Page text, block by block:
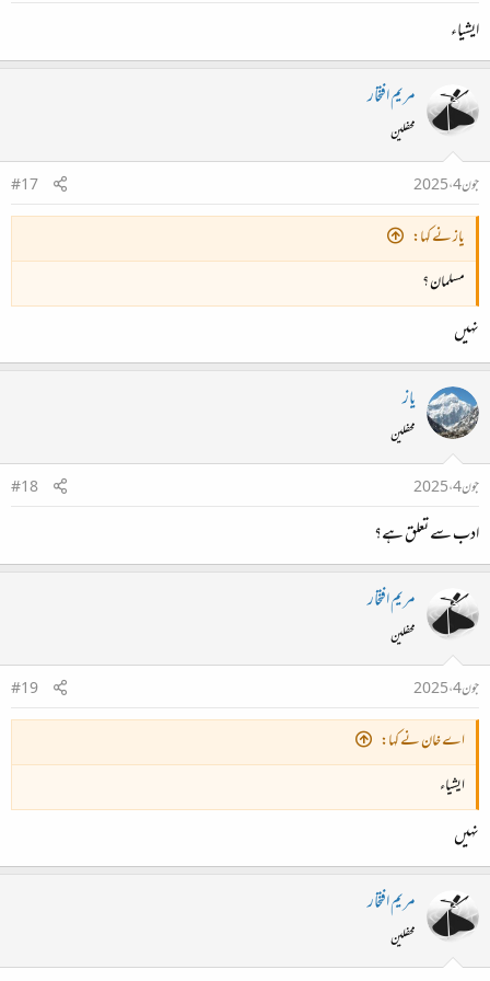
ایشیاء
مریم افتخار
محفلین
جون 4، 2025
#17
یاز نے کہا:
مسلمان ؟
نہیں
یاز
محفلین
جون 4، 2025
#18
ادب سے تعلق ہے؟
مریم افتخار
محفلین
جون 4، 2025
#19
اے خان نے کہا:
ایشیاء
نہیں
مریم افتخار
محفلین